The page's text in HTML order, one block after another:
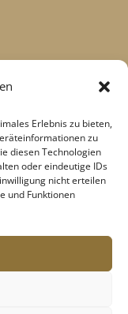
Erlebnis zu bieten,
zu
diesen Technologien
oder eindeutige IDs
nicht erteilen
und Funktionen